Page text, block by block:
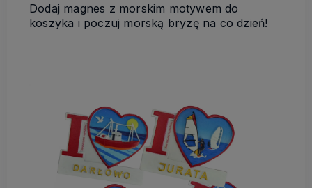
Dodaj magnes z morskim motywem do
koszyka i poczuj morską bryzę na co dzień!